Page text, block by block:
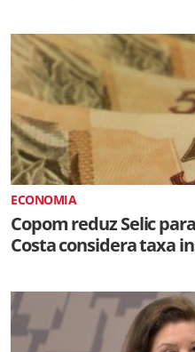
ECONOMIA
Copom reduz Selic
Costa considera taxa